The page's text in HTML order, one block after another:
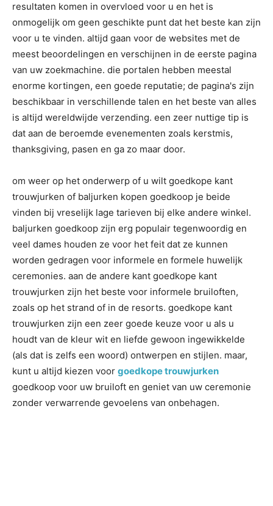
resultaten komen in overvloed voor u en het is
onmogelijk om geen geschikte punt dat het beste kan zijn
voor u te vinden. altijd gaan voor de websites met de
meest beoordelingen en verschijnen in de eerste pagina
van uw zoekmachine. die portalen hebben meestal
enorme kortingen, een goede reputatie; de pagina's zijn
beschikbaar in verschillende talen en het beste van alles
is altijd wereldwijde verzending. een zeer nuttige tip is
dat aan de beroemde evenementen zoals kerstmis,
thanksgiving, pasen en ga zo maar door.
om weer op het onderwerp of u wilt goedkope kant
trouwjurken of baljurken kopen goedkoop je beide
vinden bij vreselijk lage tarieven bij elke andere winkel.
baljurken goedkoop zijn erg populair tegenwoordig en
veel dames houden ze voor het feit dat ze kunnen
worden gedragen voor informele en formele huwelijk
ceremonies. aan de andere kant goedkope kant
trouwjurken zijn het beste voor informele bruiloften,
zoals op het strand of in de resorts. goedkope kant
trouwjurken zijn een zeer goede keuze voor u als u
houdt van de kleur wit en liefde gewoon ingewikkelde
(als dat is zelfs een woord) ontwerpen en stijlen. maar,
kunt u altijd kiezen voor goedkope trouwjurken
goedkoop voor uw bruiloft en geniet van uw ceremonie
zonder verwarrende gevoelens van onbehagen.